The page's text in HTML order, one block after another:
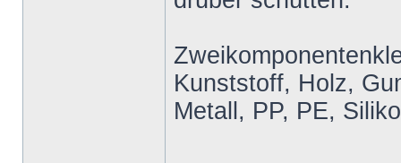
Kunststoff, Holz,
Metall, PP, PE,